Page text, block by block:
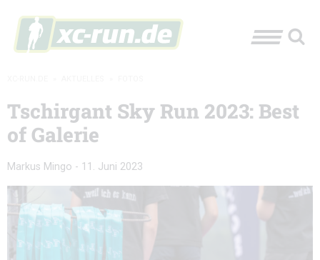
Tschirgant Sky Run 2023: Best
of Galerie
Markus Mingo - 11. Juni 2023